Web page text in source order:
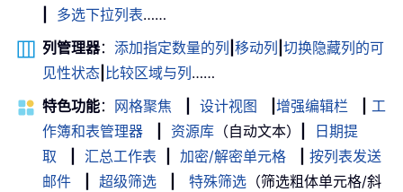
多选下拉列表……
列管理器： 添加指定数量的列 移动列 切换隐藏列的可
见性状态 比较区域与列 ……
特色功能： 网格聚焦 设计视图 增强编辑栏
工
作簿和表管理器
资源库 （自动文本）
日期提
取
汇总工作表 加密/解密单元格
按列表发送
邮件
超级筛选 特殊筛选 （筛选粗体单元格/斜